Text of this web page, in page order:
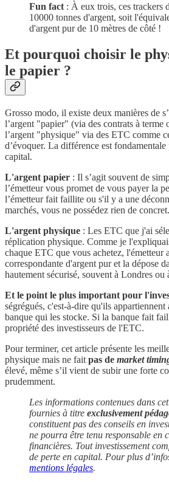
Fun fact : À eux trois, ces trackers
10000 tonnes d'argent, soit
d'argent pur de 10 mètres de côté !
Et pourquoi choisir le
le papier ?
Grosso modo, il existe deux manières de
l’argent "papier" (via des contrats à terme
l’argent "physique" via des ETC comme
d’évoquer. La différence est
capital.
L'argent papier : Il s’agit souvent de
l’émetteur vous promet de vous payer la
l’émetteur fait faillite ou s'il y a une
marchés, vous ne possédez rien de concret.
L'argent physique : Les ETC que j'ai
réplication physique. Comme je
chaque ETC que vous achetez, l'émetteur
correspondante d'argent pur et la dépose
hautement sécurisé, souvent à Londres ou
Et le point le plus important pour
ségrégués, c'est-à-dire qu'ils appartiennent
banque qui les stocke. Si la banque fait
propriété des investisseurs de l'ETC.
Pour terminer, cet article présente les
physique mais ne fait pas de market
élevé, même s’il vient de subir une forte
prudemment.
Les informations contenues dans
fournies à titre exclusivement
constituent pas des conseils en
ne pourra être tenu responsable en
financières. Tout investissement
de perte en capital. Pour plus
mentions légales.